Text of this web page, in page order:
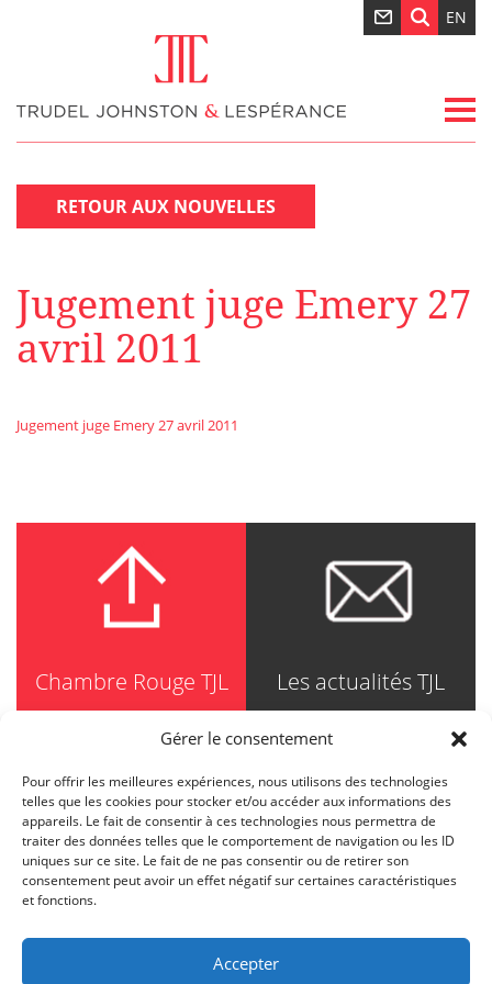
Gérer le consentement
Pour offrir les meilleures expériences, nous utilisons des technologies
telles que les cookies pour stocker et/ou accéder aux informations des
appareils. Le fait de consentir à ces technologies nous permettra de
traiter des données telles que le comportement de navigation ou les ID
uniques sur ce site. Le fait de ne pas consentir ou de retirer son
consentement peut avoir un effet négatif sur certaines caractéristiques
et fonctions.
Accepter
EN
RETOUR AUX NOUVELLES
Jugement juge Emery 27
avril 2011
Jugement juge Emery 27 avril 2011
Chambre Rouge TJL Les actualités TJL
TRUDEL JOHNSTON & LESPÉRANCE
Avocats / Barristers & Solicitors
750, Côte de la Place d'Armes, Suite 90
Montréal (Quebec) H2Y 2X8
T514 871-8385
1-844-588-8385
info@tjl.quebec